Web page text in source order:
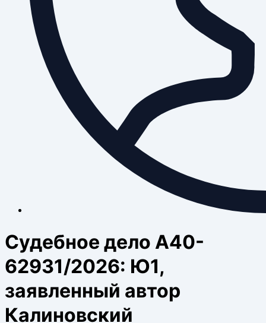
Судебное дело А40-
62931/2026: Ю1,
заявленный автор
Калиновский